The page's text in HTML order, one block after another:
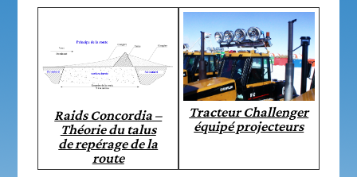
Raids Concordia –
Théorie du talus
de repérage de la
route
Tracteur Challenger
équipé projecteurs